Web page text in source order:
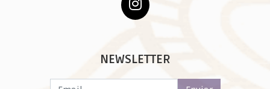
NEWSLETTER